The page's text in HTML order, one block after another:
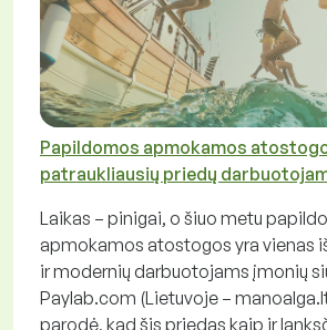
Papildomos apmokamos
patraukliausių priedų
Laikas – pinigai, o šiuo metu
apmokamos atostogos yra vienas
ir modernių darbuotojams įmonių
Paylab.com (Lietuvoje –
parodė, kad šis priedas kaip ir